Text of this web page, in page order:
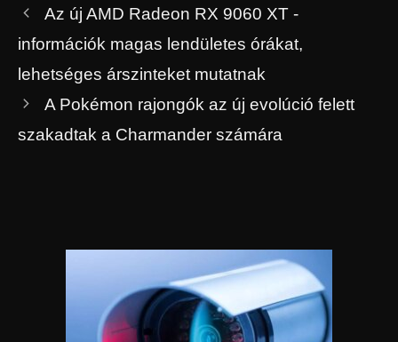
Az új AMD Radeon RX 9060 XT -
információk magas lendületes órákat,
lehetséges árszinteket mutatnak
A Pokémon rajongók az új evolúció felett
szakadtak a Charmander számára